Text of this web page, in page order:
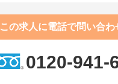
この求人に電話で問い合わ
0120-941-